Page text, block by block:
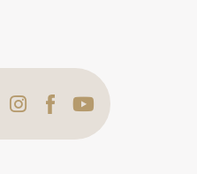
Instagram
Logo
Facebook
Youtube